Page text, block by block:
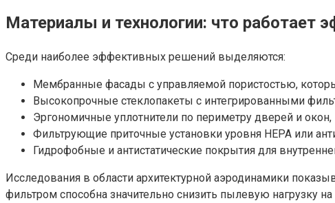
Материалы и технологии: что работает
Среди наиболее эффективных решений выделяются:
Мембранные фасады с управляемой пористостью,
Высокопрочные стеклопакеты с интегрированными
Эргономичные уплотнители по периметру дверей и
Фильтрующие приточные установки уровня HEPA или
Гидрофобные и антистатические покрытия для
Исследования в области архитектурной аэродинамики
фильтром способна значительно снизить пылевую нагрузку